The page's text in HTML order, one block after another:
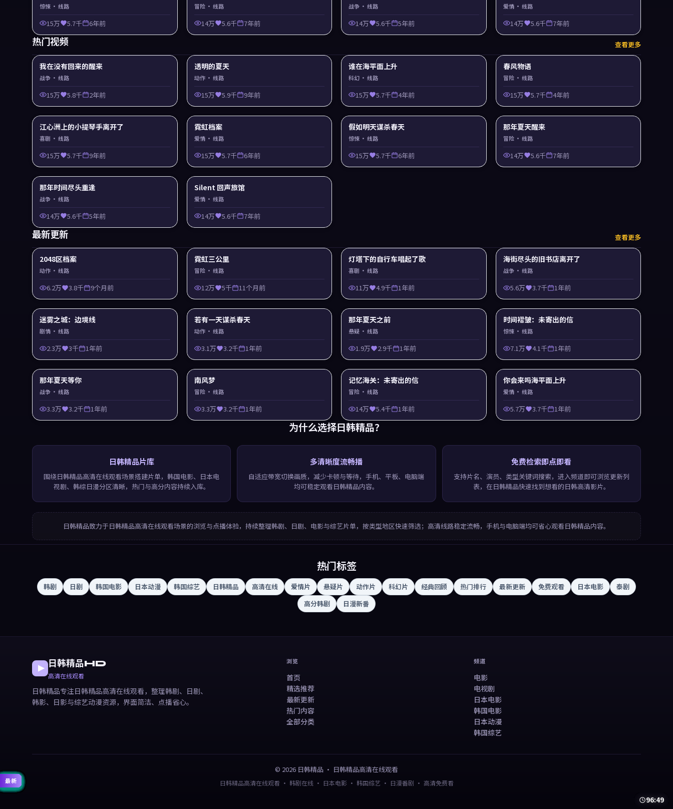
精选
81:54
精选
99:12
精选
50:13
精选
78:21
精选
99:59
精选
99:48
精选
99:40
精选
45:38
精选
99:29
惊悚 · 线路
15万 5.7千 6年前
精选
40:23
冒险· 线路
14万 5.6千 7年前
精选
41:03
战争 · 线路
14万 5.6千 5年前
精选
48:12
爱情· 线路
14万 5.6千 7年前
热门视频 查看更多
热门
50:13
我在没有回来的醒来
战争 · 线路
15万 5.8千 2年前
热门
78:21
透明的夏天
动作· 线路
15万 5.9千 9年前
热门
99:59
谁在海平面上升
科幻 · 线路
15万 5.7千 4年前
热门
99:48
春风物语
冒险· 线路
15万 5.7千 4年前
热门
99:40
江心洲上的小提琴手离开了
喜剧 · 线路
15万 5.7千 9年前
热门
45:38
霓虹档案
爱情· 线路
15万 5.7千 6年前
热门
99:29
假如明天谋杀春天
惊悚 · 线路
15万 5.7千 6年前
热门
40:23
那年夏天醒来
冒险· 线路
14万 5.6千 7年前
热门
41:03
那年时间尽头重逢
战争 · 线路
14万 5.6千 5年前
热门
48:12
Silent 回声旅馆
爱情· 线路
14万 5.6千 7年前
最新更新 查看更多
最新
99:06
2048区档案
动作 · 线路
6.2万 3.8千 9个月前
最新
99:08
霓虹三公里
冒险· 线路
12万 5千 11个月前
最新
46:20
灯塔下的自行车唱起了歌
喜剧 · 线路
11万 4.9千 1年前
最新
99:30
海街尽头的旧书店离开了
战争· 线路
5.6万 3.7千 1年前
最新
95:15
迷雾之城：边境线
剧情 · 线路
2.3万 3千 1年前
最新
98:29
若有一天谋杀春天
动作· 线路
3.1万 3.2千 1年前
最新
48:53
那年夏天之前
悬疑 · 线路
1.9万 2.9千 1年前
最新
99:05
时间褶皱：未寄出的信
惊悚· 线路
7.1万 4.1千 1年前
最新
97:33
那年夏天等你
战争 · 线路
3.3万 3.2千 1年前
最新
46:24
南风梦
冒险· 线路
3.3万 3.2千 1年前
最新
99:45
记忆海关：未寄出的信
冒险 · 线路
14万 5.4千 1年前
最新
96:49
你会来吗海平面上升
爱情· 线路
5.7万 3.7千 1年前
为什么选择 日韩精品？
日韩精品片库
围绕日韩精品高清在线观看场景搭建片单，韩国电影、日本电
视剧、韩综日漫分区清晰，热门与高分内容持续入库。
多清晰度流畅播
自适应带宽切换画质，减少卡顿与等待，手机、平板、电脑端
均可稳定观看日韩精品内容。
免费检索即点即看
支持片名、演员、类型关键词搜索，进入频道即可浏览更新列
表，在日韩精品快速找到想看的日韩高清影片。
日韩精品致力于日韩精品高清在线观看场景的浏览与点播体验，持续整理韩剧、日剧、电影与综艺片单，按类型地区快速筛选；高清线路稳定流畅，手机与电脑端均可省心观看日韩精品内容。
热门标签
韩剧 日剧 韩国电影 日本动漫 韩国综艺 日韩精品 高清在线 爱情片 悬疑片 动作片 科幻片 经典回顾 热门排行 最新更新 免费观看 日本电影
泰剧
高分韩剧
日漫新番
日韩精品HD
高清在线观看
日韩精品专注日韩精品高清在线观看，整理韩剧、日剧、
韩影、日影与综艺动漫资源，界面简洁、点播省心。
浏览
首页
精选推荐
最新更新
热门内容
全部分类
频道
电影
电视剧
日本电影
韩国电影
日本动漫
韩国综艺
© 2026 日韩精品 · 日韩精品高清在线观看
日韩精品高清在线观看 · 韩剧在线 · 日本电影 · 韩国综艺 · 日漫番剧 · 高清免费看